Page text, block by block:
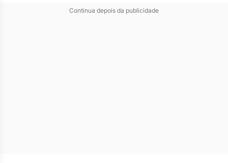
Continua depois da publicidade